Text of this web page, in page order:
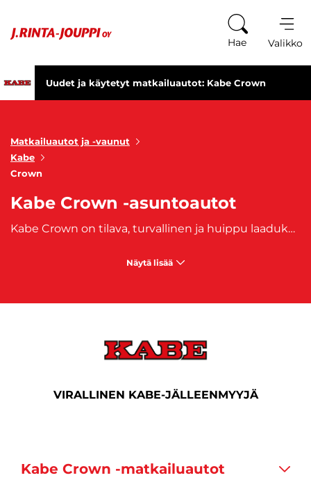
Hae Valikko
Uudet ja käytetyt matkailuautot: Kabe Crown
Matkailuautot ja -vaunut
Kabe
Crown
Kabe Crown -asuntoautot
Kabe Crown on tilava, turvallinen ja huippu laadukas asuntoauto. Travel Master omaa hyväksyttyjä vuodepaikkoja kahden ja kuuden välillä. Travel Master -asuntoauto on tyylikäs ratkaisu laatua ja mukavuutta arvostavalle matkailijalle. Osta oma, heti saatavilla oleva Kabe Crown -asuntoautosi J. Rinta-joupilta. Autoon on saatavilla myös edullinen
Näytä lisää
VIRALLINEN KABE-JÄLLEENMYYJÄ
Kabe Crown -matkailuautot